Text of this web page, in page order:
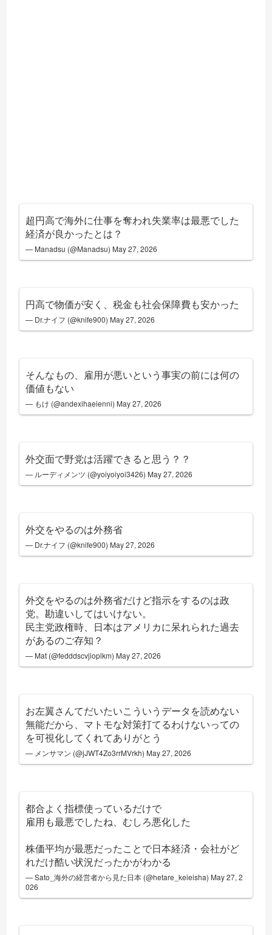
超円高で海外に仕事を奪われ失業率は最悪でした
経済が良かったとは？
— Manadsu (@Manadsu) May 27, 2026
円高で物価が安く、税金も社会保障費も安かった
— Dr.ナイフ (@knife900) May 27, 2026
そんなもの、雇用が悪いという事実の前には何の
価値もない
— もけ (@andexihaeienni) May 27, 2026
外交面で野党は活躍できると思う？？
— ルーディメンツ (@yoiyoiyoi3426) May 27, 2026
外交をやるのは外務省
— Dr.ナイフ (@knife900) May 27, 2026
外交をやるのは外務省だけど指示をするのは政
党。勘違いしてはいけない。
民主党政権時、日本はアメリカに呆れられた過去
があるのご存知？
— Mat (@fedddscvjioplkm) May 27, 2026
お左翼さんてだいたいこういうデータを読めない
無能だから、マトモな対策打てるわけないっての
を可視化してくれてありがとう
— メンサマン (@jJWT4Zo3rrMVrkh) May 27, 2026
都合よく指標使っているだけで
雇用も最悪でしたね、むしろ悪化した
株価平均が最悪だったことで日本経済・会社がど
れだけ酷い状況だったかがわかる
— Sato_海外の経営者から見た日本 (@hetare_keieisha) May 27, 2
026